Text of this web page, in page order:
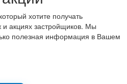
хотите получать
акциях застройщиков. Мы
полезная информация в Вашем